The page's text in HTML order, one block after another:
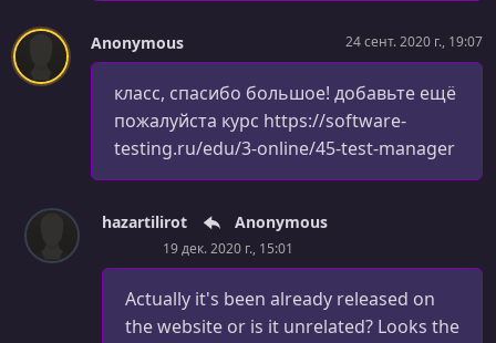
Anonymous 24 сент. 2020 г., 19:07
класс, спасибо большое! добавьте ещё
пожалуйста курс https://software-
testing.ru/edu/3-online/45-test-manager
hazartilirot Anonymous
19 дек. 2020 г., 15:01
Actually it's been already released on
the website or is it unrelated? Looks the